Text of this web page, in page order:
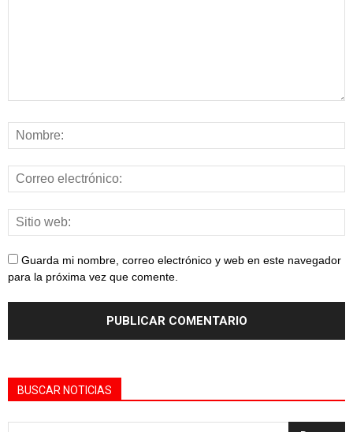
Guarda mi nombre, correo electrónico y web en este navegador
para la próxima vez que comente.
BUSCAR NOTICIAS